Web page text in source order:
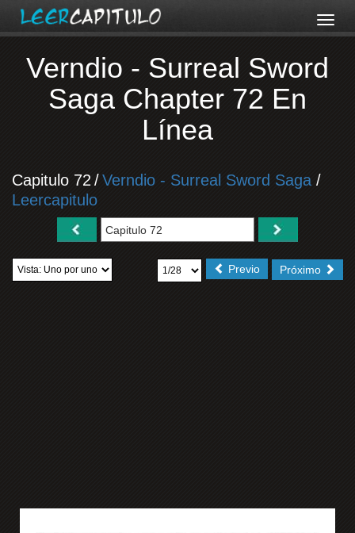
Verndio - Surreal Sword
Saga Chapter 72 En
Línea
Capitulo 72 /Verndio - Surreal Sword Saga /
Leercapitulo
Próximo
Previo